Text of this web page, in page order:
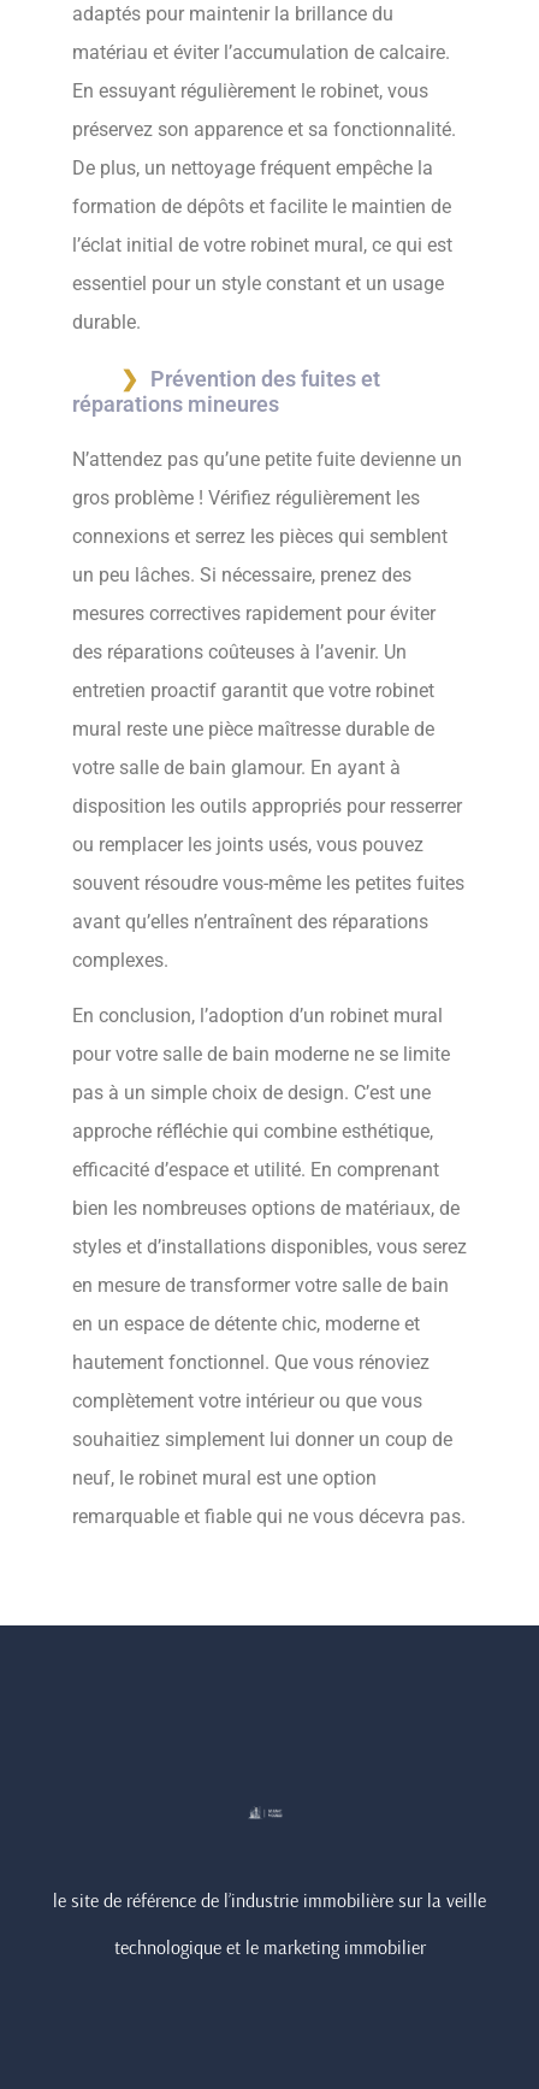
adaptés pour maintenir la brillance du
matériau et éviter l’accumulation de calcaire.
En essuyant régulièrement le robinet, vous
préservez son apparence et sa fonctionnalité.
De plus, un nettoyage fréquent empêche la
formation de dépôts et facilite le maintien de
l’éclat initial de votre robinet mural, ce qui est
essentiel pour un style constant et un usage
durable.
Prévention des fuites et
réparations mineures
N’attendez pas qu’une petite fuite devienne un
gros problème ! Vérifiez régulièrement les
connexions et serrez les pièces qui semblent
un peu lâches. Si nécessaire, prenez des
mesures correctives rapidement pour éviter
des réparations coûteuses à l’avenir. Un
entretien proactif garantit que votre robinet
mural reste une pièce maîtresse durable de
votre salle de bain glamour. En ayant à
disposition les outils appropriés pour resserrer
ou remplacer les joints usés, vous pouvez
souvent résoudre vous-même les petites fuites
avant qu’elles n’entraînent des réparations
complexes.
En conclusion, l’adoption d’un robinet mural
pour votre salle de bain moderne ne se limite
pas à un simple choix de design. C’est une
approche réfléchie qui combine esthétique,
efficacité d’espace et utilité. En comprenant
bien les nombreuses options de matériaux, de
styles et d’installations disponibles, vous serez
en mesure de transformer votre salle de bain
en un espace de détente chic, moderne et
hautement fonctionnel. Que vous rénoviez
complètement votre intérieur ou que vous
souhaitiez simplement lui donner un coup de
neuf, le robinet mural est une option
remarquable et fiable qui ne vous décevra pas.
le site de référence de l’industrie immobilière sur la veille
technologique et le marketing immobilier